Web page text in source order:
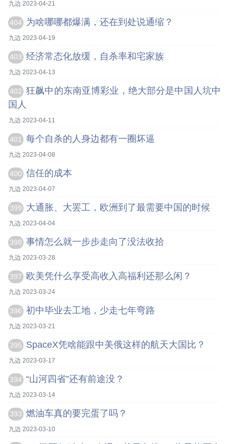
九边 2023-04-21
404 为啥哪哪都爆满，还在到处说通缩？
九边 2023-04-19
403 经济常态化放缓，自杀率和宅家族
九边 2023-04-13
402 狂飙中的东南亚博彩业，绝大部分是中国人坑中
国人
九边 2023-04-11
401 每个自杀的人身边都有一圈坏逼
九边 2023-04-08
400 信任的成本
九边 2023-04-07
399 大通胀、大罢工，欧洲到了最需要中国的时候
九边 2023-04-04
398 事情怎么就一步步走向了没法收拾
九边 2023-03-28
397 欧美凭什么享受高收入高福利还那么闲？
九边 2023-03-24
396 初中毕业去工地，少走七年弯路
九边 2023-03-21
395 SpaceX凭啥能跟中美俄这样的航天大国比？
九边 2023-03-17
394 “山河四省”还有前途没？
九边 2023-03-14
393 燃油车真的要完蛋了吗？
九边 2023-03-10